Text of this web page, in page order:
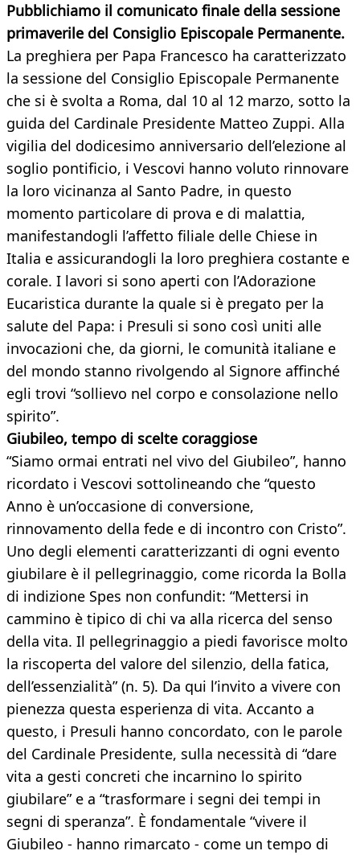
Pubblichiamo il comunicato finale della sessione
primaverile del Consiglio Episcopale Permanente.
La preghiera per Papa Francesco ha caratterizzato
la sessione del Consiglio Episcopale Permanente
che si è svolta a Roma, dal 10 al 12 marzo, sotto la
guida del Cardinale Presidente Matteo Zuppi. Alla
vigilia del dodicesimo anniversario dell’elezione al
soglio pontificio, i Vescovi hanno voluto rinnovare
la loro vicinanza al Santo Padre, in questo
momento particolare di prova e di malattia,
manifestandogli l’affetto filiale delle Chiese in
Italia e assicurandogli la loro preghiera costante e
corale. I lavori si sono aperti con l’Adorazione
Eucaristica durante la quale si è pregato per la
salute del Papa: i Presuli si sono così uniti alle
invocazioni che, da giorni, le comunità italiane e
del mondo stanno rivolgendo al Signore affinché
egli trovi “sollievo nel corpo e consolazione nello
spirito”.
Giubileo, tempo di scelte coraggiose
“Siamo ormai entrati nel vivo del Giubileo”, hanno
ricordato i Vescovi sottolineando che “questo
Anno è un’occasione di conversione,
rinnovamento della fede e di incontro con Cristo”.
Uno degli elementi caratterizzanti di ogni evento
giubilare è il pellegrinaggio, come ricorda la Bolla
di indizione Spes non confundit: “Mettersi in
cammino è tipico di chi va alla ricerca del senso
della vita. Il pellegrinaggio a piedi favorisce molto
la riscoperta del valore del silenzio, della fatica,
dell’essenzialità” (n. 5). Da qui l’invito a vivere con
pienezza questa esperienza di vita. Accanto a
questo, i Presuli hanno concordato, con le parole
del Cardinale Presidente, sulla necessità di “dare
vita a gesti concreti che incarnino lo spirito
giubilare” e a “trasformare i segni dei tempi in
segni di speranza”. È fondamentale “vivere il
Giubileo - hanno rimarcato - come un tempo di